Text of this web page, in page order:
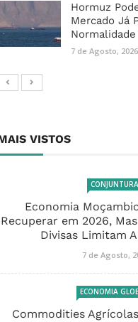
Hormuz
Mercado Já
7 de Agosto, 2026
VISTOS
CONJUNTURA
Economia
Recuperar em 2026,
Divisas Limitam
7 de Agosto,
ECONOMIA
Commodities